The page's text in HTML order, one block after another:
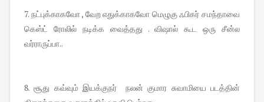
7. நட்புக்காகவோ , வேற எதுக்காகவோ மெழுகு ஃபிகர் சமந்தாவை
கெஸ்ட் ரோலில் நடிக்க வைத்தது . விஷால் கூட ஒரு சீன்ல
வர்ராருப்பா..
8. சூது கவ்வும் இயக்குநர் நலன் குமார சுவாமியை படத்தின்